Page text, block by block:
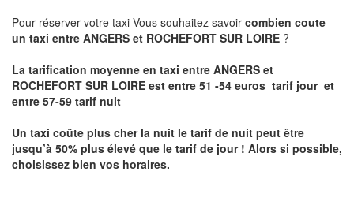
Pour réserver votre taxi Vous souhaitez savoir combien coute
un taxi entre ANGERS et ROCHEFORT SUR LOIRE ?
La tarification moyenne en taxi entre ANGERS et
ROCHEFORT SUR LOIRE est entre 51 -54 euros tarif jour et
entre 57-59 tarif nuit
Un taxi coûte plus cher la nuit le tarif de nuit peut être
jusqu’à 50% plus élevé que le tarif de jour ! Alors si possible,
choisissez bien vos horaires.